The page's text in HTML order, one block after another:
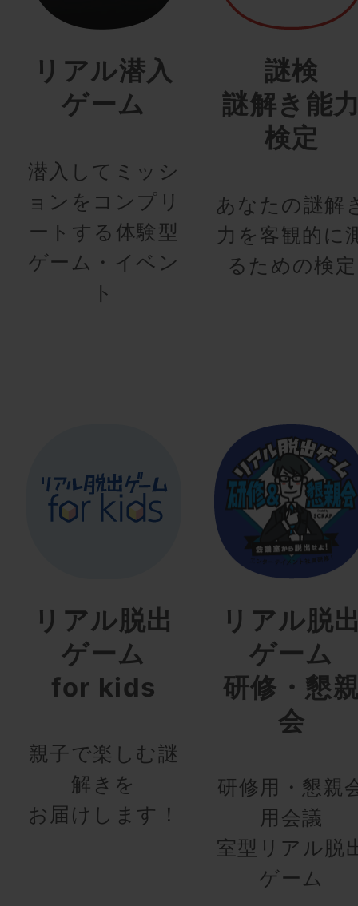
リアル潜入
ゲーム
潜入してミッシ
ョンをコンプリ
ートする体験型
ゲーム・イベン
ト
謎検
謎解き能
検定
あなたの謎解
力を客観的に
るための検定
リアル脱出
ゲーム
for kids
親子で楽しむ謎
解きを
お届けします！
リアル脱
ゲーム
研修・懇
会
研修用・懇親
用会議
室型リアル脱
ゲーム